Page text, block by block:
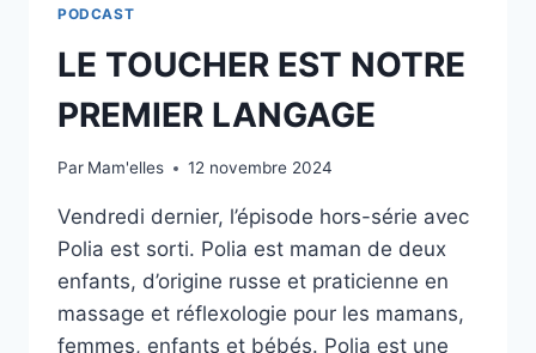
PODCAST
LE TOUCHER EST NOTRE
PREMIER LANGAGE
Par Mam'elles 12 novembre 2024
Vendredi dernier, l’épisode hors-série avec
Polia est sorti. Polia est maman de deux
enfants, d’origine russe et praticienne en
massage et réflexologie pour les mamans,
femmes, enfants et bébés. Polia est une